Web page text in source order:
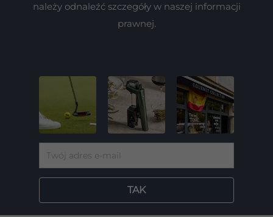
należy odnaleźć szczegóły w naszej informacji
prawnej.